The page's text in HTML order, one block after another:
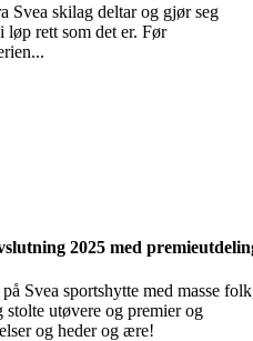
Svea skilag deltar og gjør seg
løp rett som det er. Før
2025 med
Svea sportshytte med masse
stolte utøvere og premier og
og heder og ære!